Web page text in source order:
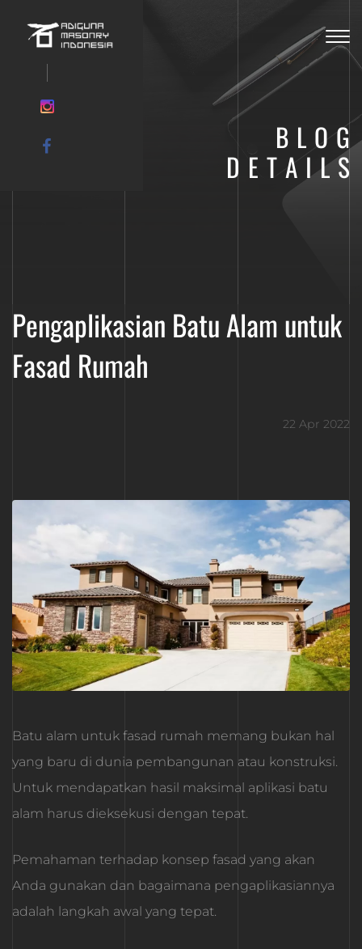
BLOG
DETAILS
Pengaplikasian Batu Alam untuk
Fasad Rumah
22 Apr 2022
Batu alam untuk fasad rumah memang bukan hal
yang baru di dunia pembangunan atau konstruksi.
Untuk mendapatkan hasil maksimal aplikasi batu
alam harus dieksekusi dengan tepat.
Pemahaman terhadap konsep fasad yang akan
Anda gunakan dan bagaimana pengaplikasiannya
adalah langkah awal yang tepat.